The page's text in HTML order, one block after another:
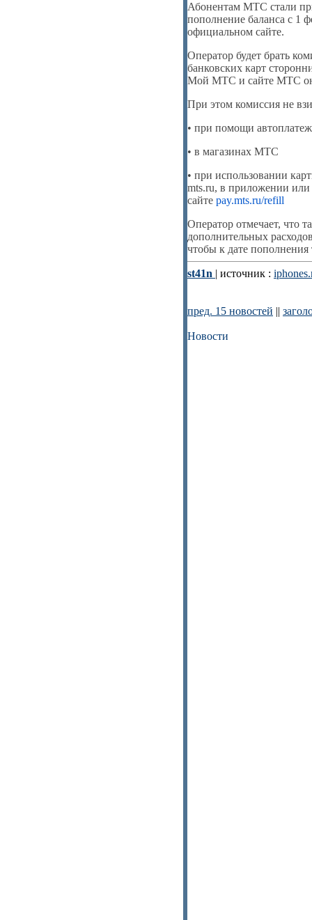
Абонентам МТС стали
пополнение баланса с 1
официальном сайте.
Оператор будет брать
банковских карт
Мой МТС и сайте МТС
При этом комиссия не
• при помощи
• в магазинах МТС
• при использовании
mts.ru, в приложении
сайте pay.mts.ru/refill
Оператор отмечает, что
дополнительных
чтобы к дате
st41n | источник :
пред. 15 новостей ||